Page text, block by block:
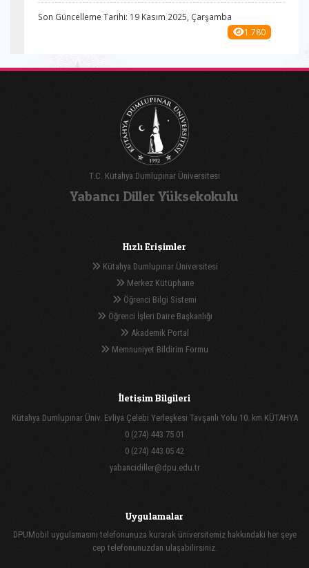
Son Güncelleme Tarihi: 19 Kasım 2025, Çarşamba
1.780
T.C. Kütahya Dumlupınar Üniversitesi
Yabancı Diller Yüksekokulu
Hızlı Erişimler
Kütahya Dumlupınar Üniversitesi
Merkez Kütüphane
Öğrenci Bilgi Sistemi
Öğrenci İşleri Daire Başkanlığı
Akademik Portal
Memnuniyet Bildirim Formu
İletişim Bilgileri
Kütahya Dumlupınar Üniv. Evliya Çelebi Yerleşkesi Tavşanlı Yolu 10. km KÜTAHYA
0 (274) 443 75 01
0 (274) 443 05 42
yabancidiller@dpu.edu.tr
Uygulamalar
DPUMobil uygulamasını telefonunuza kurarak üniversitemiz hakkındaki her şeye
cep telefonunuzdan ulaşabilirsiniz.